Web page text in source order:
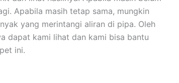
Apabila masih tetap sama, mungkin
yang merintangi aliran di pipa. Oleh
dapat kami lihat dan kami bisa bantu
ini.